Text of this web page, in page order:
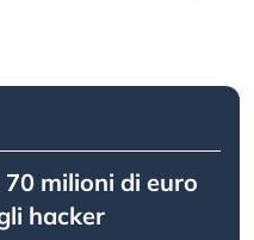
70 milioni di euro
hacker